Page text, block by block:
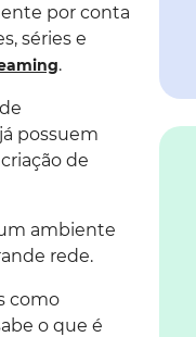
por conta
séries e
.
possuem
de
ambiente
rede.
como
o que é